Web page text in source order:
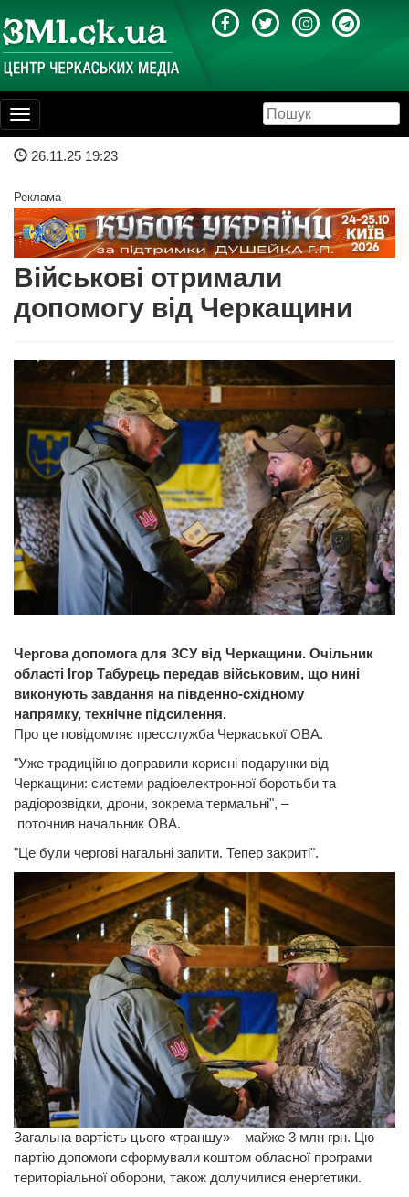
Toggle
navigation
26.11.25 19:23
Реклама
Військові отримали
допомогу від Черкащини
Чергова допомога для ЗСУ від Черкащини. Очільник
області Ігор Табурець передав військовим, що нині
виконують завдання на південно-східному
напрямку, технічне підсилення.
Про це повідомляє пресслужба Черкаської ОВА.
"Уже традиційно доправили корисні подарунки від
Черкащини: системи радіоелектронної боротьби та
радіорозвідки, дрони, зокрема термальні", –
поточнив начальник ОВА.
"Це були чергові нагальні запити. Тепер закриті".
Загальна вартість цього «траншу» – майже 3 млн грн. Цю
партію допомоги сформували коштом обласної програми
територіальної оборони, також долучилися енергетики.